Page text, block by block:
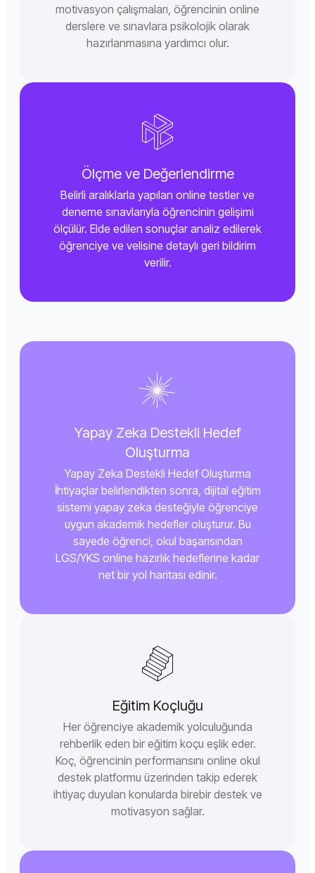
motivasyon çalışmaları, öğrencinin online
derslere ve sınavlara psikolojik olarak
hazırlanmasına yardımcı olur.
Ölçme ve Değerlendirme
Belirli aralıklarla yapılan online testler ve
deneme sınavlarıyla öğrencinin gelişimi
ölçülür. Elde edilen sonuçlar analiz edilerek
öğrenciye ve velisine detaylı geri bildirim
verilir.
Yapay Zeka Destekli Hedef
Oluşturma
Yapay Zeka Destekli Hedef Oluşturma
İhtiyaçlar belirlendikten sonra, dijital eğitim
sistemi yapay zeka desteğiyle öğrenciye
uygun akademik hedefler oluşturur. Bu
sayede öğrenci, okul başarısından
LGS/YKS online hazırlık hedeflerine kadar
net bir yol haritası edinir.
Eğitim Koçluğu
Her öğrenciye akademik yolculuğunda
rehberlik eden bir eğitim koçu eşlik eder.
Koç, öğrencinin performansını online okul
destek platformu üzerinden takip ederek
ihtiyaç duyulan konularda birebir destek ve
motivasyon sağlar.